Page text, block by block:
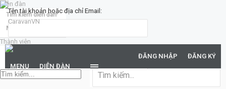
Diễn đàn
Tìm kiếm diễn đàn
Mới nhất
Thành viên
Notable Members
Đang trực tuyến
Hoạt động gần đây
Tên tài khoản hoặc địa chỉ Email:
Mật khẩu:
Bạn đã quên mật khẩu?
MENU DIỄN ĐÀN
ĐĂNG NHẬP ĐĂNG KÝ